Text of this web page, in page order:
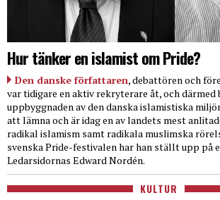
Hur tänker en islamist om Pride?
Den danske författaren, debattören och
var tidigare en aktiv rekryterare åt, och
uppbyggnaden av den danska islamistiska
att lämna och är idag en av landets mest
radikal islamism samt radikala muslimska
svenska Pride-festivalen har han ställt upp på
Ledarsidornas Edward Nordén.
KULTUR